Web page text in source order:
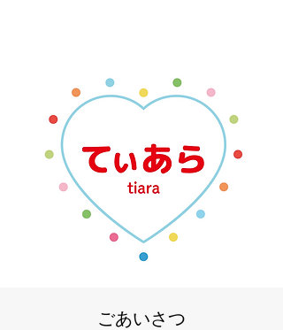
ごあいさつ